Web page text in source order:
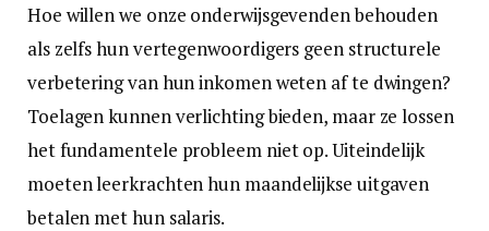
Hoe willen we onze onderwijsgevenden behouden
als zelfs hun vertegenwoordigers geen structurele
verbetering van hun inkomen weten af te dwingen?
Toelagen kunnen verlichting bieden, maar ze lossen
het fundamentele probleem niet op. Uiteindelijk
moeten leerkrachten hun maandelijkse uitgaven
betalen met hun salaris.